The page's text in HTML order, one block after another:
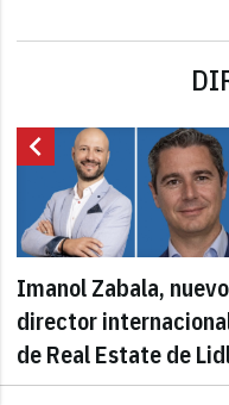
chevron_left
Imanol Zabala, nuevo
director
de Real Estate de